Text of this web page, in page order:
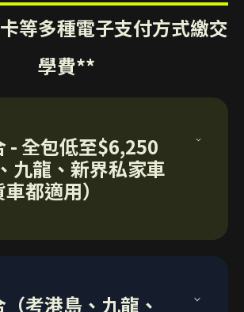
等多種電子支付方式繳交
學費**
- 全包低至$6,250
九龍、新界私家車
都適用）
考港島、九龍、